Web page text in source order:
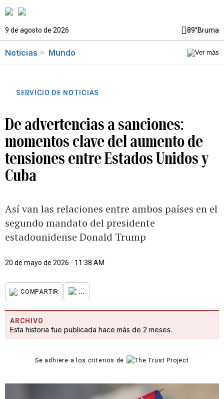
9 de agosto de 2026 89°Bruma
Noticias Mundo
SERVICIO DE NOTICIAS
De advertencias a sanciones:
momentos clave del aumento de
tensiones entre Estados Unidos y
Cuba
Así van las relaciones entre ambos países en el
segundo mandato del presidente
estadounidense Donald Trump
20 de mayo de 2026 - 11:38 AM
COMPARTIR ...
ARCHIVO
Esta historia fue publicada hace más de 2 meses.
Se adhiere a los criterios de